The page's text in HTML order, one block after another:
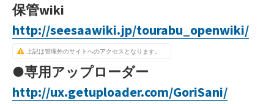
保管wiki
http://seesaawiki.jp/tourabu_openwiki/
上記は管理外のサイトへのアクセスとなります。
●専用アップローダー
http://ux.getuploader.com/GoriSani/